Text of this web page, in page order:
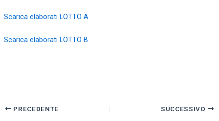
Scarica elaborati LOTTO A
Scarica elaborati LOTTO B
PRECEDENTE SUCCESSIVO